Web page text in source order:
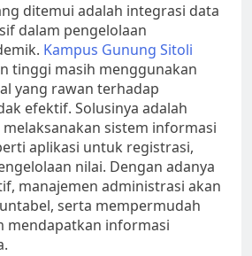
ditemui adalah integrasi data
dalam pengelolaan
Kampus Gunung Sitoli
tinggi masih menggunakan
yang rawan terhadap
efektif. Solusinya adalah
sistem informasi
aplikasi untuk registrasi,
nilai. Dengan adanya
manajemen administrasi akan
serta mempermudah
mendapatkan informasi